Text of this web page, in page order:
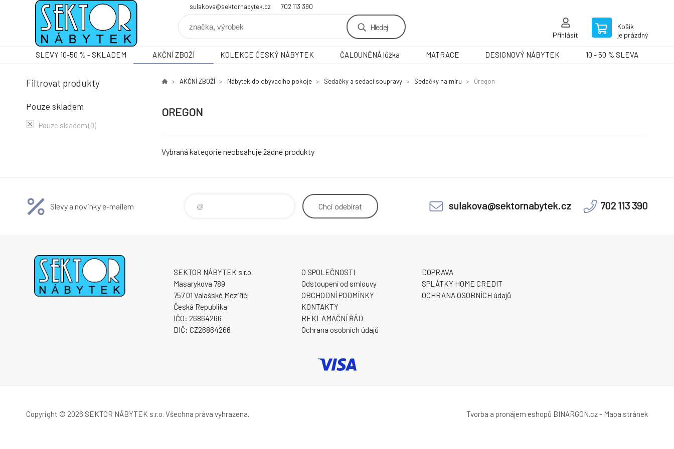
sulakova@sektornabytek.cz 702 113 390
Hledej
Přihlásit
Košík
je prázdný
SLEVY 10-50 % - SKLADEM AKČNÍ ZBOŽÍ KOLEKCE ČESKÝ NÁBYTEK ČALOUNĚNÁ lůžka MATRACE DESIGNOVÝ NÁBYTEK 10 - 50 % SLEVA
Filtrovat produkty
Pouze skladem
Pouze skladem(0)
AKČNÍ ZBOŽÍ Nábytek do obývacího pokoje Sedačky a sedací soupravy Sedačky na míru Oregon
OREGON
Vybraná kategorie neobsahuje žádné produkty
Slevy a novinky e-mailem Chci odebírat sulakova@sektornabytek.cz 702 113 390
SEKTOR NÁBYTEK s.r.o.
Masarykova 789
757 01 Valašské Meziříčí
Česká Republika
IČO: 26864266
DIČ: CZ26864266
O SPOLEČNOSTI
Odstoupení od smlouvy
OBCHODNÍ PODMÍNKY
KONTAKTY
REKLAMAČNÍ ŘÁD
Ochrana osobních údajů
DOPRAVA
SPLÁTKY HOME CREDIT
OCHRANA OSOBNÍCH údajů
Copyright © 2026 SEKTOR NÁBYTEK s.r.o. Všechna práva vyhrazena. Tvorba a pronájem eshopů BINARGON.cz- Mapa stránek